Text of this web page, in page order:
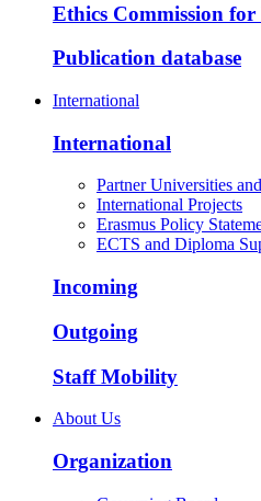
Ethics Commission for
Publication database
International
International
Partner Universities
International Projects
Erasmus Policy
ECTS and Diploma
Incoming
Outgoing
Staff Mobility
About Us
Organization